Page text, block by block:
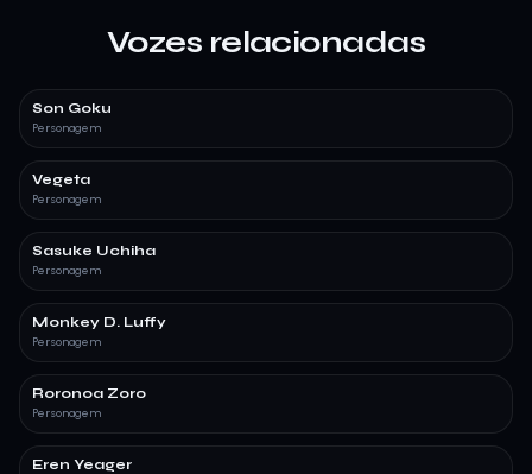
Vozes relacionadas
Son Goku
Personagem
Vegeta
Personagem
Sasuke Uchiha
Personagem
Monkey D. Luffy
Personagem
Roronoa Zoro
Personagem
Eren Yeager